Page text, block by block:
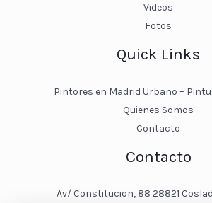
Videos
Fotos
Quick Links
Pintores en Madrid Urbano –
Quienes Somos
Contacto
Contacto
Av/ Constitucion, 88 28821